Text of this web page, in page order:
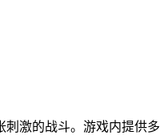
激的战斗。游戏内提供